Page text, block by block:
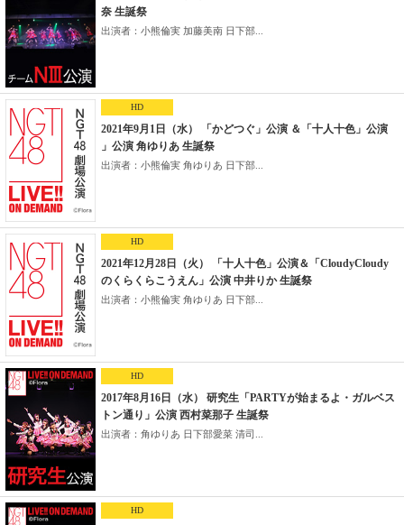
奈 生誕祭
出演者：小熊倫実 加藤美南 日下部...
HD
2021年9月1日（水） 「かどつぐ」公演 ＆「十人十色」公演
」公演 角ゆりあ 生誕祭
出演者：小熊倫実 角ゆりあ 日下部...
HD
2021年12月28日（火） 「十人十色」公演＆「CloudyCloudy
のくらくらこうえん」公演 中井りか 生誕祭
出演者：小熊倫実 角ゆりあ 日下部...
HD
2017年8月16日（水） 研究生「PARTYが始まるよ・ガルベス
トン通り」公演 西村菜那子 生誕祭
出演者：角ゆりあ 日下部愛菜 清司...
HD